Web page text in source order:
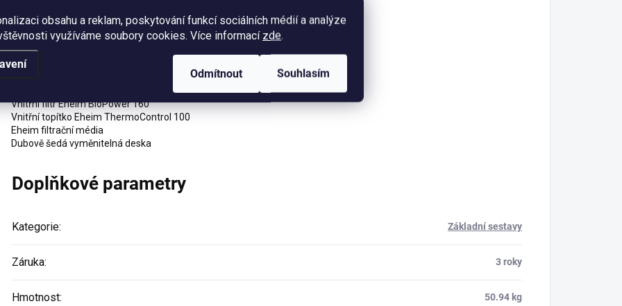
obsahu a reklam, poskytování funkcí sociálních médií a analýze
využíváme soubory cookies. Více informací zde.
Odmítnout Souhlasím
Celková výška včetně skříňky: 119 cm
Celková hloubka včetně skříňky: 36 cm
Obsah balení
Vnitřní filtr Eheim BioPower 160
Vnitřní topítko Eheim ThermoControl 100
Eheim filtrační média
Dubově šedá vyměnitelná deska
Doplňkové parametry
Kategorie: Základní sestavy
Záruka: 3 roky
Hmotnost: 50.94 kg